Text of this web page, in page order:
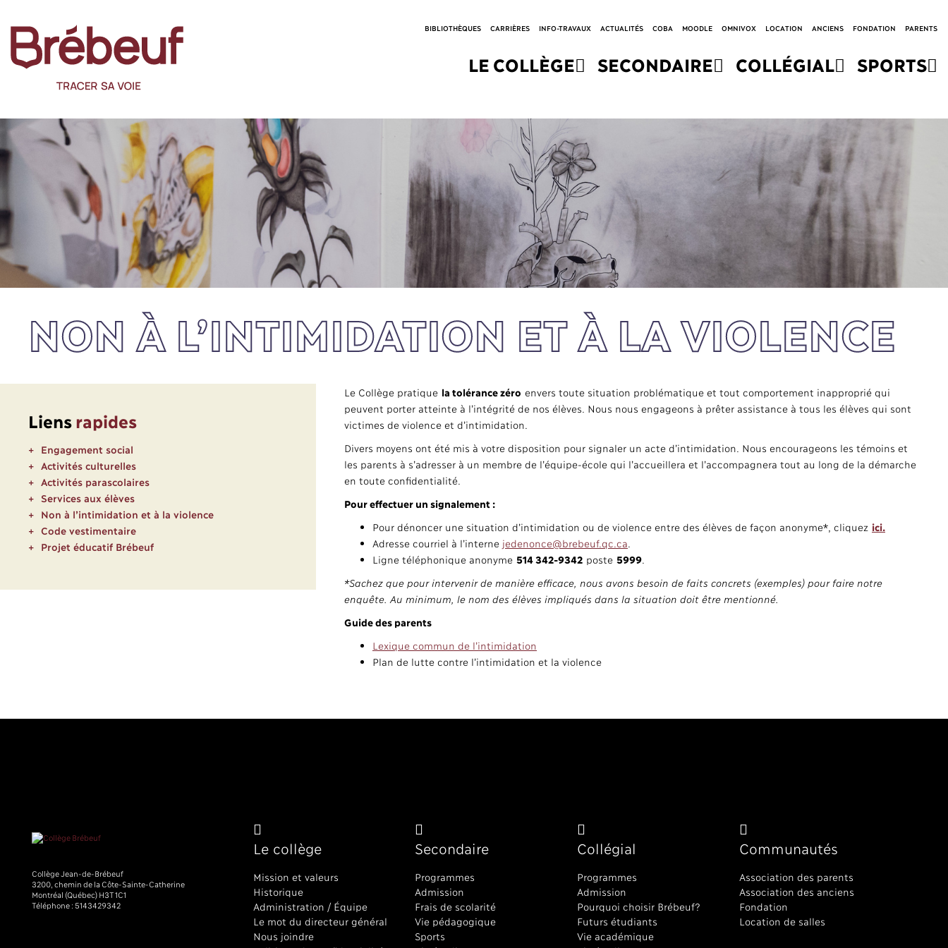
BIBLIOTHÈQUES CARRIÈRES INFO-TRAVAUX ACTUALITÉS COBA MOODLE OMNIVOX LOCATION ANCIENS FONDATION PARENTS
LE COLLÈGE SECONDAIRE COLLÉGIAL SPORTS
NON À L’INTIMIDATION ET À LA VIOLENCE
Liens rapides
Engagement social
Activités culturelles
Activités parascolaires
Services aux élèves
Non à l’intimidation et à la violence
Code vestimentaire
Projet éducatif Brébeuf
Le Collège pratique la tolérance zéro envers toute situation problématique et tout comportement inapproprié qui
peuvent porter atteinte à l’intégrité de nos élèves. Nous nous engageons à prêter assistance à tous les élèves qui sont
victimes de violence et d’intimidation.
Divers moyens ont été mis à votre disposition pour signaler un acte d’intimidation. Nous encourageons les témoins et
les parents à s’adresser à un membre de l’équipe-école qui l’accueillera et l’accompagnera tout au long de la démarche
en toute confidentialité.
Pour effectuer un signalement :
Pour dénoncer une situation d’intimidation ou de violence entre des élèves de façon anonyme*, cliquez ici.
Adresse courriel à l’interne jedenonce@brebeuf.qc.ca
Ligne téléphonique anonyme 514 342-9342 poste 5999
*Sachez que pour intervenir de manière efficace, nous avons besoin de faits concrets (exemples) pour faire notre
enquête. Au minimum, le nom des élèves impliqués dans la situation doit être mentionné.
Guide des parents
Lexique commun de l’intimidation
Plan de lutte contre l’intimidation et la violence
Le collège
Mission et valeurs
Historique
Administration / Équipe
Le mot du directeur général
Nous joindre
Secondaire
Programmes
Admission
Frais de scolarité
Vie pédagogique
Sports
Collégial
Programmes
Admission
Pourquoi choisir Brébeuf?
Futurs étudiants
Vie académique
Communautés
Association des parents
Association des anciens
Fondation
Location de salles
Collège Jean-de-Brébeuf
3200, chemin de la Côte-Sainte-Catherine
Montréal (Québec) H3T 1C1
Téléphone : 5143429342